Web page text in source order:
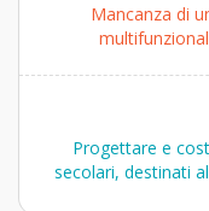
Mancanza di
Progettare e
secolari, destinati